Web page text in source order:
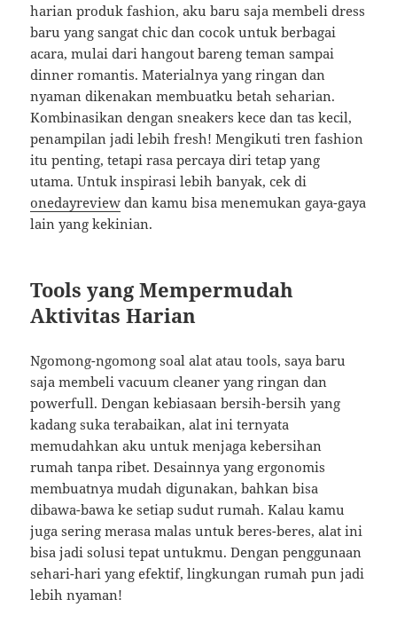
harian produk fashion, aku baru saja membeli dress
baru yang sangat chic dan cocok untuk berbagai
acara, mulai dari hangout bareng teman sampai
dinner romantis. Materialnya yang ringan dan
nyaman dikenakan membuatku betah seharian.
Kombinasikan dengan sneakers kece dan tas kecil,
penampilan jadi lebih fresh! Mengikuti tren fashion
itu penting, tetapi rasa percaya diri tetap yang
utama. Untuk inspirasi lebih banyak, cek di
onedayreview dan kamu bisa menemukan gaya-gaya
lain yang kekinian.
Tools yang Mempermudah
Aktivitas Harian
Ngomong-ngomong soal alat atau tools, saya baru
saja membeli vacuum cleaner yang ringan dan
powerfull. Dengan kebiasaan bersih-bersih yang
kadang suka terabaikan, alat ini ternyata
memudahkan aku untuk menjaga kebersihan
rumah tanpa ribet. Desainnya yang ergonomis
membuatnya mudah digunakan, bahkan bisa
dibawa-bawa ke setiap sudut rumah. Kalau kamu
juga sering merasa malas untuk beres-beres, alat ini
bisa jadi solusi tepat untukmu. Dengan penggunaan
sehari-hari yang efektif, lingkungan rumah pun jadi
lebih nyaman!